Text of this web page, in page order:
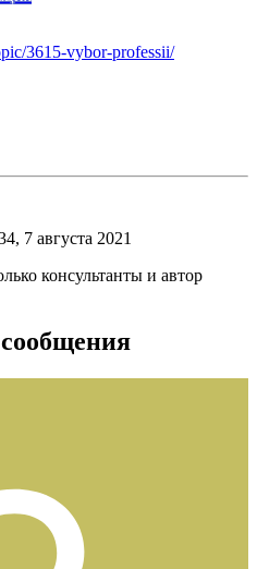
3615-vybor-professii/
7 августа 2021
консультанты и автор